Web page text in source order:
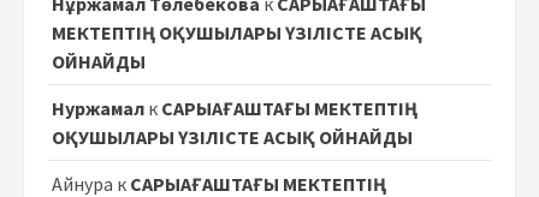
МЕКТЕПТІҢ ОҚУШЫЛАРЫ ҮЗІЛІСТЕ АСЫҚ
ОЙНАЙДЫ
Нуржамал к САРЫАҒАШТАҒЫ МЕКТЕПТІҢ
ОҚУШЫЛАРЫ ҮЗІЛІСТЕ АСЫҚ ОЙНАЙДЫ
Айнура к САРЫАҒАШТАҒЫ МЕКТЕПТІҢ